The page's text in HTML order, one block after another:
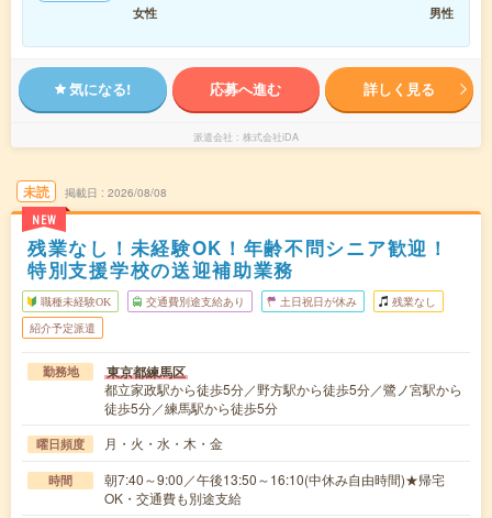
女性
男性
気になる! 応募へ進む 詳しく見る
派遣会社 株式会社iDA
未読
NEW
掲載日 2026/08/08
残業なし！未経験OK！年齢不問シニア歓迎！
特別支援学校の送迎補助業務
職種未経験OK 交通費別途支給あり 土日祝日が休み 残業なし
紹介予定派遣
勤務地 東京都練馬区
都立家政駅から徒歩5分／野方駅から徒歩5分／鷺ノ宮駅から
徒歩5分／練馬駅から徒歩5分
曜日頻度 月・火・水・木・金
時間
朝7:40～9:00／午後13:50～16:10(中休み自由時間)★帰宅
OK・交通費も別途支給